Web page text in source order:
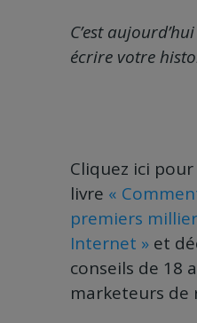
C’est
écrire votre
Cliquez ici
livre «
premiers
Internet » et
conseils de 18
marketeurs de